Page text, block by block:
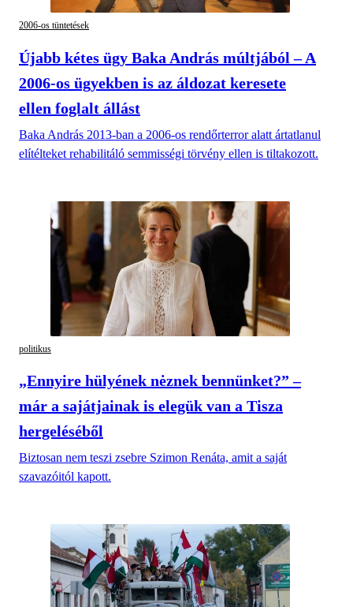
2006-os tüntetések
Újabb kétes ügy Baka András múltjából – A
2006-os ügyekben is az áldozat keresete
ellen foglalt állást
Baka András 2013-ban a 2006-os rendőrterror alatt ártatlanul
elítélteket rehabilitáló semmisségi törvény ellen is tiltakozott.
politikus
„Ennyire hülyének nėznek bennünket?” –
már a sajátjainak is elegük van a Tisza
hergeléséből
Biztosan nem teszi zsebre Szimon Renáta, amit a saját
szavazóitól kapott.